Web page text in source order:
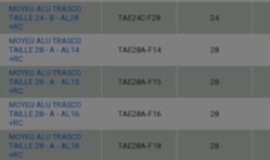
MOYEU ALU TRASCO
TAILLE 24 - B - AL28
+RC
TAE24C-F28 24
MOYEU ALU TRASCO
TAILLE 28 - A - AL14
+RC
TAE28A-F14 28
MOYEU ALU TRASCO
TAILLE 28 - A - AL15
+RC
TAE28A-F15 28
MOYEU ALU TRASCO
TAILLE 28 - A - AL16
+RC
TAE28A-F16 28
MOYEU ALU TRASCO
TAILLE 28 - A - AL18
+RC
TAE28A-F18 28